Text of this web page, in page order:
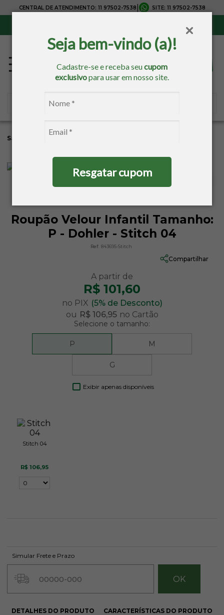
Seja bem-vindo (a)!
Cadastre-se e receba seucupom
exclusivopara usar em nosso site.
Resgatar cupom
CENTRAL DE ATENDIMENTO: 11 97502-7538 SITE: 11 97502-7538
Sacaria
Roupão Velour Infantil Tamanho:
P - Dohler - Stitch 04
Ref: 843695-Stitch
Compartilhar
R$ 101,60
no PIX (5% de Desconto)
ou R$ 106,95 no Cartão
Selecione o tamanho:
P M
G
Exibir apenas disponíveis
Stitch 04
R$ 106,95
Simular Frete e Prazo
DETALHES DO PRODUTO CARACTERÍSTICAS DO PRODUTO